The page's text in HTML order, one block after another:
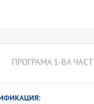
ПРОГРАМА 1-ВА ЧАСТ